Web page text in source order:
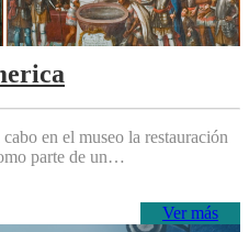
en el museo la restauración
parte de un…
Ver más